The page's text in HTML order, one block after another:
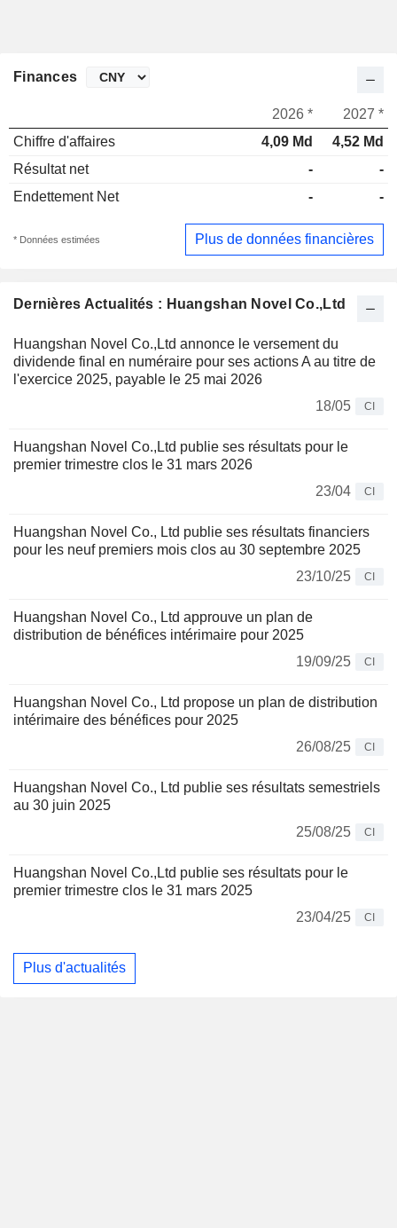
Dernières Actualités : Huangshan Novel Co.,Ltd
Huangshan Novel Co.,Ltd annonce le versement du
dividende final en numéraire pour ses actions A au titre de
l'exercice 2025, payable le 25 mai 2026
18/05
CI
Huangshan Novel Co.,Ltd publie ses résultats pour le
premier trimestre clos le 31 mars 2026
23/04
CI
Huangshan Novel Co., Ltd publie ses résultats financiers
pour les neuf premiers mois clos au 30 septembre 2025
23/10/25
CI
Huangshan Novel Co., Ltd approuve un plan de
distribution de bénéfices intérimaire pour 2025
19/09/25
CI
Huangshan Novel Co., Ltd propose un plan de distribution
intérimaire des bénéfices pour 2025
26/08/25
CI
Huangshan Novel Co., Ltd publie ses résultats semestriels
au 30 juin 2025
25/08/25
CI
Huangshan Novel Co.,Ltd publie ses résultats pour le
premier trimestre clos le 31 mars 2025
23/04/25
CI
Plus d'actualités
Finances
2026 *
2027 *
Chiffre d'affaires
4,09 Md
4,52 Md
Résultat net
-
-
Endettement Net
- -
* Données estimées Plus de données financières